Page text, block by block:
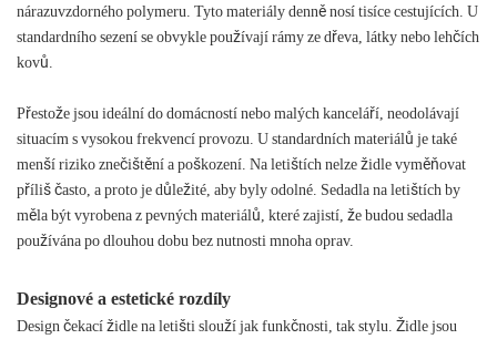
nárazuvzdorného polymeru. Tyto materiály denně nosí tisíce cestujících. U
standardního sezení se obvykle používají rámy ze dřeva, látky nebo lehčích
kovů.
Přestože jsou ideální do domácností nebo malých kanceláří, neodolávají
situacím s vysokou frekvencí provozu. U standardních materiálů je také
menší riziko znečištění a poškození. Na letištích nelze židle vyměňovat
příliš často, a proto je důležité, aby byly odolné. Sedadla na letištích by
měla být vyrobena z pevných materiálů, které zajistí, že budou sedadla
používána po dlouhou dobu bez nutnosti mnoha oprav.
Designové a estetické rozdíly
Design čekací židle na letišti slouží jak funkčnosti, tak stylu. Židle jsou